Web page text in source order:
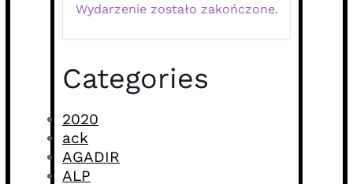
Wydarzenie zostało zakończone.
Categories
2020
ack
AGADIR
ALP